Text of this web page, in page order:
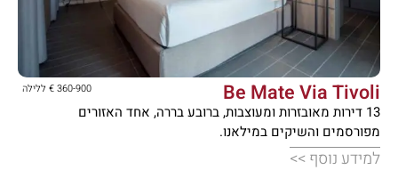





Be Mate Via Tivoli 360-900 € ללילה
13 דירות מאובזרות ומעוצבות, ברובע בררה, אחד האזורים
מפורסמים והשיקים במילאנו.
למידע נוסף >>